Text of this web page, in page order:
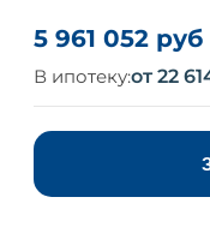
5 961 052 руб
В ипотеку:от 22